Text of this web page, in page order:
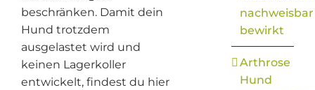
beschränken. Damit dein
Hund trotzdem
ausgelastet wird und
keinen Lagerkoller
entwickelt, findest du hier
nachweisbar
bewirkt
Arthrose
Hund